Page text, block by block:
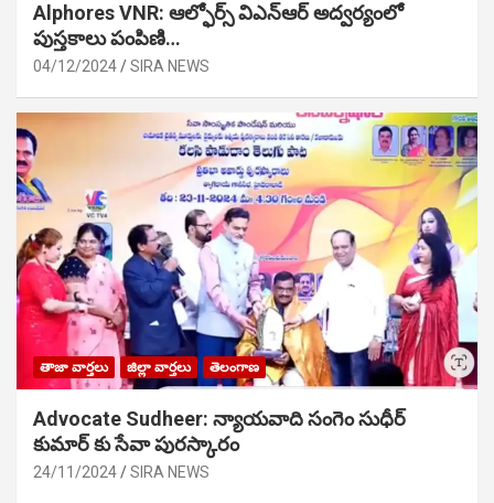
Alphores VNR: ఆల్ఫోర్స్ విఎన్ఆర్ అద్వర్యంలో
పుస్తకాలు పంపిణి…
04/12/2024 SIRA NEWS
తాజా వార్తలు జిల్లా వార్తలు తెలంగాణ
Advocate Sudheer: న్యాయవాది సంగెం సుధీర్
కుమార్ కు సేవా పురస్కారం
24/11/2024 SIRA NEWS